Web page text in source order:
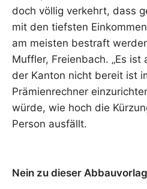
doch völlig verkehrt, dass
mit den tiefsten
am meisten bestraft
Muffler, Freienbach. „Es ist
der Kanton nicht bereit ist
Prämienrechner
würde, wie hoch die
Person ausfällt.
Nein zu dieser